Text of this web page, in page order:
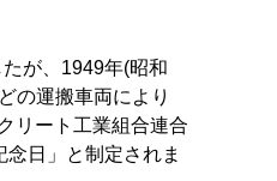
が、1949年(昭和
の運搬車両により
リート工業組合連合
日」と制定されま